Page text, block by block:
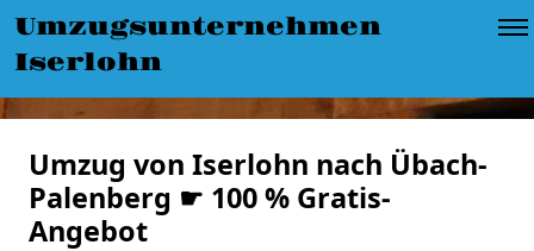
Umzugsunternehmen
Iserlohn
Umzug von Iserlohn nach Übach-
Palenberg ☛ 100 % Gratis-
Angebot